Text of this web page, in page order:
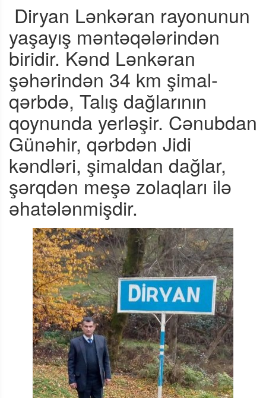
Diryan Lənkəran rayonunun
yaşayış məntəqələrindən
biridir. Kənd Lənkəran
şəhərindən 34 km şimal-
qərbdə, Talış dağlarının
qoynunda yerləşir. Cənubdan
Günəhir, qərbdən Jidi
kəndləri, şimaldan dağlar,
şərqdən meşə zolaqları ilə
əhatələnmişdir.